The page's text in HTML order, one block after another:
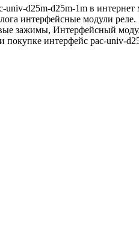
d25m-d25m-1m в
интерфейсные модули
зажимы, Интерфейсный
интерфейс pac-univ-